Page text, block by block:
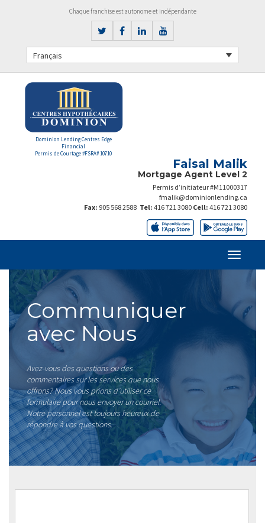
Chaque franchise est autonome et indépendante
Français
Dominion Lending Centres Edge
Financial
Permis de Courtage #FSRA# 10710
Faisal Malik
Mortgage Agent Level 2
Permis d’initiateur #M11000317
fmalik@dominionlending.ca
Tel: 416 721 3080 Cell: 416 721 3080
Fax: 905 568 2588
Communiquer
avec Nous
Avez-vous des questions ou des
commentaires sur les services que nous
offrons? Nous vous prions d’utiliser ce
formulaire pour nous envoyer un courriel.
Notre personnel est toujours heureux de
répondre à vos questions.